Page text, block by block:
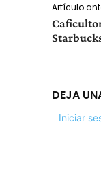
Artículo
DEJA
Iniciar